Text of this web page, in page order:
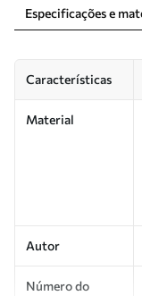
Especificações e
Características
Material
Autor
Número do